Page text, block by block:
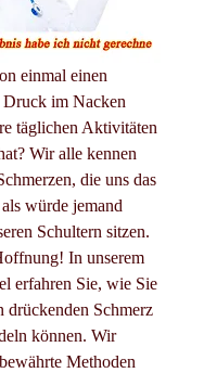
einmal einen
Druck im Nacken
täglichen Aktivitäten
Wir alle kennen
die uns das
würde jemand
Schultern sitzen.
In unserem
erfahren Sie, wie Sie
drückenden Schmerz
können. Wir
Methoden